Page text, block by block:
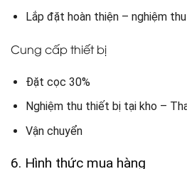
Lắp đặt hoàn thiện – nghiệm
Cung cấp thiết bị
Đặt cọc 30%
Nghiệm thu thiết bị tại kho –
Vận chuyển
6. Hình thức mua hàng